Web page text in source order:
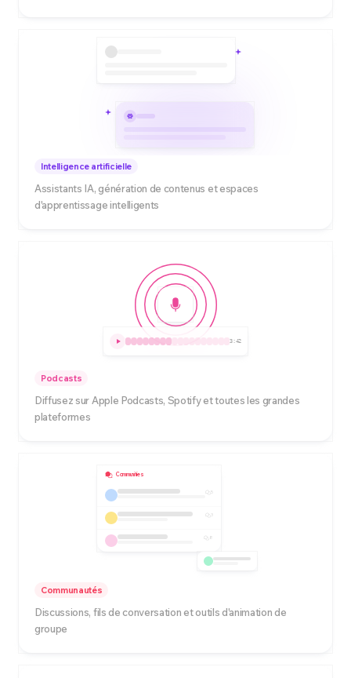
Intelligence artificielle
Assistants IA, génération de contenus et espaces
d'apprentissage intelligents
3:42
Podcasts
Diffusez sur Apple Podcasts, Spotify et toutes les grandes
plateformes
Communities
5
3
8
Communautés
Discussions, fils de conversation et outils d'animation de
groupe